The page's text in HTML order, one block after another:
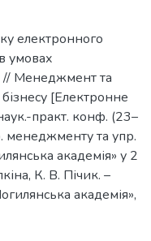
електронного
умовах
// Менеджмент та
[Електронне
практ. конф. (23–
менеджменту та упр.
академія» у 2
К. В. Пічик. –
академія»,